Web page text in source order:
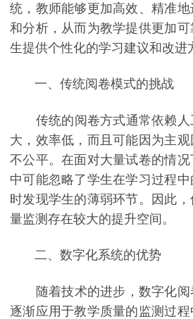
统，教师能够更加高效、精准
和分析，从而为教学提供更加
生提供个性化的学习建议和改进
一、传统阅卷模式的挑战
传统的阅卷方式通常依赖人
大，效率低，而且可能因为主
不公平。在面对大量试卷的情
中可能忽略了学生在学习过程
时发现学生的薄弱环节。因此
量监测存在较大的提升空间。
二、数字化系统的优势
随着技术的进步，数字化阅
逐渐应用于教学质量的监测过